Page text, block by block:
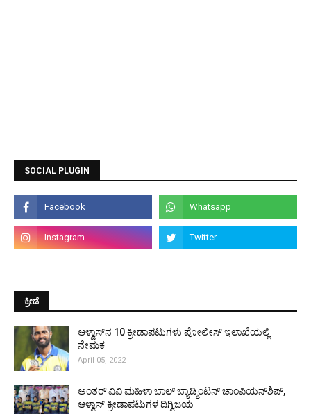
SOCIAL PLUGIN
ಕ್ರೀಡೆ
ಆಳ್ವಾಸ್‌ನ 10 ಕ್ರೀಡಾಪಟುಗಳು ಪೋಲೀಸ್ ಇಲಾಖೆಯಲ್ಲಿ
ನೇಮಕ
April 05, 2022
ಅಂತರ್ ವಿವಿ ಮಹಿಳಾ ಬಾಲ್ ಬ್ಯಾಡ್ಮಿಂಟನ್ ಚಾಂಪಿಯನ್‌ಶಿಪ್,
ಆಳ್ವಾಸ್ ಕ್ರೀಡಾಪಟುಗಳ ದಿಗ್ವಿಜಯ